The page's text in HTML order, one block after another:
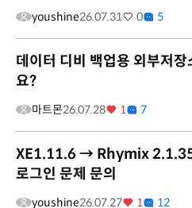
youshine26.07.31 0 5
데이터 디비 백업용 외부저
요?
마트몬26.07.28 1 7
XE1.11.6 → Rhymix 2.1.35
로그인 문제 문의
youshine26.07.27 1 12